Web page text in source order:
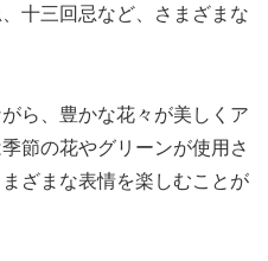
十三回忌など、さまざまな
ら、豊かな花々が美しくア
節の花やグリーンが使用さ
ざまな表情を楽しむことが